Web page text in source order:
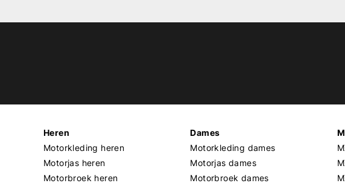
Heren
Motorkleding heren
Motorjas heren
Motorbroek heren
Dames
Motorkleding dames
Motorjas dames
Motorbroek dames